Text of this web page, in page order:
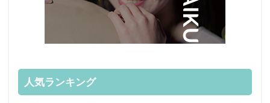
人気ランキング